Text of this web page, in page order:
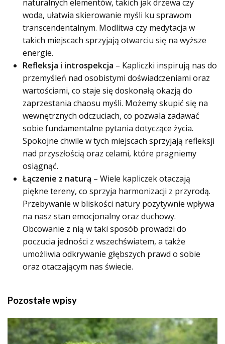
naturalnych elementów, takich jak drzewa czy
woda, ułatwia skierowanie myśli ku sprawom
transcendentalnym. Modlitwa czy medytacja w
takich miejscach sprzyjają otwarciu się na wyższe
energie.
Refleksja i introspekcja – Kapliczki inspirują nas do
przemyśleń nad osobistymi doświadczeniami oraz
wartościami, co staje się doskonałą okazją do
zaprzestania chaosu myśli. Możemy skupić się na
wewnętrznych odczuciach, co pozwala zadawać
sobie fundamentalne pytania dotyczące życia.
Spokojne chwile w tych miejscach sprzyjają refleksji
nad przyszłością oraz celami, które pragniemy
osiągnąć.
Łączenie z naturą – Wiele kapliczek otaczają
piękne tereny, co sprzyja harmonizacji z przyrodą.
Przebywanie w bliskości natury pozytywnie wpływa
na nasz stan emocjonalny oraz duchowy.
Obcowanie z nią w taki sposób prowadzi do
poczucia jedności z wszechświatem, a także
umożliwia odkrywanie głębszych prawd o sobie
oraz otaczającym nas świecie.
Pozostałe wpisy